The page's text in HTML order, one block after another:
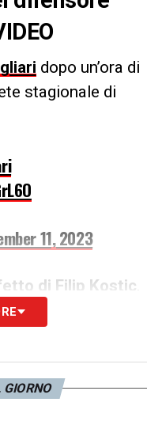
dopo un’ora di
stagionale di
11, 2023
di Filip Kostic
un
GIORNO